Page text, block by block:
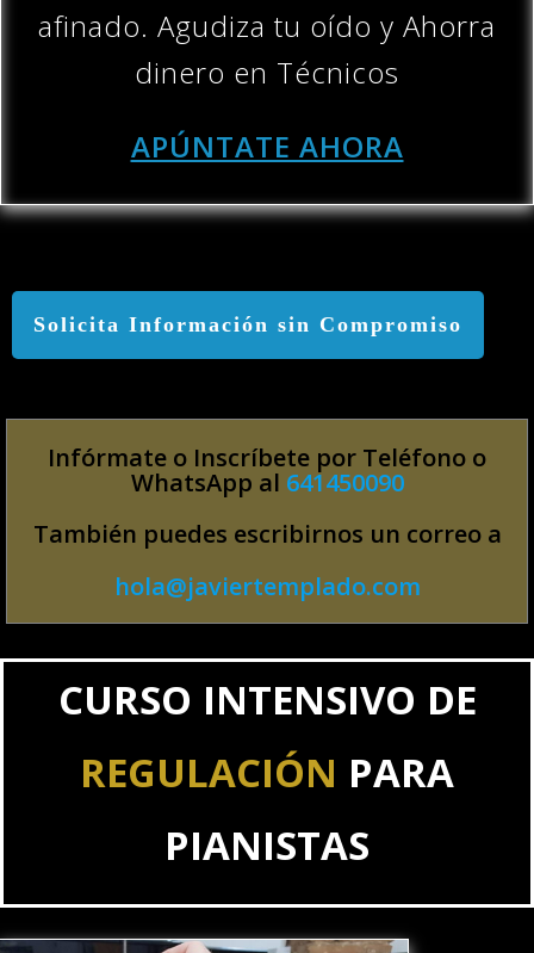
afinado. Agudiza tu oído y Ahorra
dinero en Técnicos
APÚNTATE AHORA
Solicita Información sin Compromiso
Infórmate o Inscríbete por Teléfono o
WhatsApp al 641450090
También puedes escribirnos un correo a
hola@javiertemplado.com
CURSO INTENSIVO DE
REGULACIÓN PARA
PIANISTAS